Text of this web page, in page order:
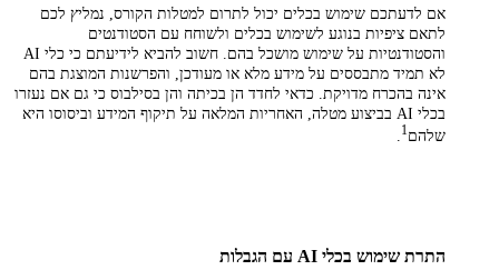
אם לדעתכם שימוש בכלים יכול לתרום למטלות הקורס, נמליץ לכם
לתאם ציפיות בנוגע לשימוש בכלים ולשוחח עם הסטודנטים
והסטודנטיות על שימוש מושכל בהם. חשוב להביא לידיעתם כי כלי AI
לא תמיד מתבססים על מידע מלא או מעודכן, והפרשנות המוצגת בהם
אינה בהכרח מדויקת. כדאי לחדד הן בכיתה והן בסילבוס כי גם אם נעזרו
בכלי AI בביצוע מטלה, האחריות המלאה על תיקוף המידע וביסוסו היא
שלהם1
התרת שימוש בכלי AI עם הגבלות